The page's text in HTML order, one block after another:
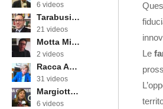
6 videos
Tarabusi Marcello
21 videos
Motta Michele
2 videos
Racca Annarosa
31 videos
Margiotta Angela
6 videos
Le